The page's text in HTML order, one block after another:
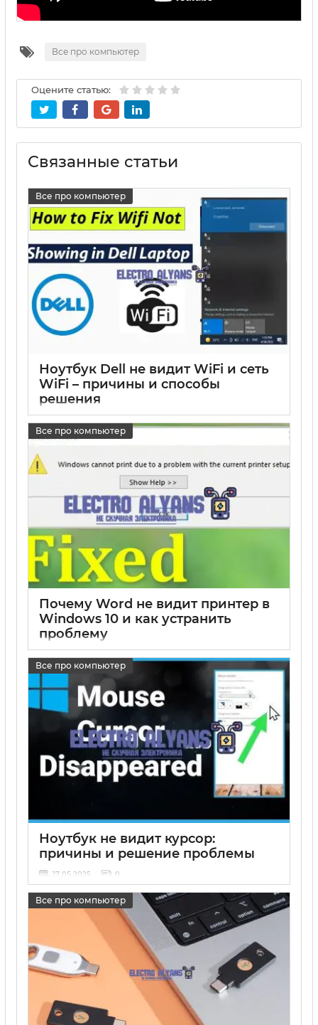
Все про компьютер
Оцените статью:
Связанные статьи
Все про компьютер
Ноутбук Dell не видит WiFi и сеть
WiFi – причины и способы
решения
Все про компьютер
Почему Word не видит принтер в
Windows 10 и как устранить
проблему
Все про компьютер
Ноутбук не видит курсор:
причины и решение проблемы
17 05 2025 0
Все про компьютер